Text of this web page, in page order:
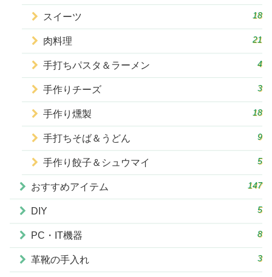
スイーツ 18
肉料理 21
手打ちパスタ＆ラーメン 4
手作りチーズ 3
手作り燻製 18
手打ちそば＆うどん 9
手作り餃子＆シュウマイ 5
おすすめアイテム 147
DIY 5
PC・IT機器 8
革靴の手入れ 3